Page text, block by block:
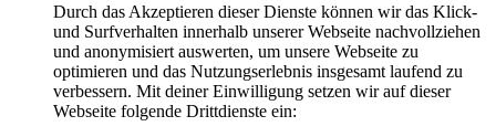
Durch das Akzeptieren dieser Dienste können wir das Klick-
und Surfverhalten innerhalb unserer Webseite nachvollziehen
und anonymisiert auswerten, um unsere Webseite zu
optimieren und das Nutzungserlebnis insgesamt laufend zu
verbessern. Mit deiner Einwilligung setzen wir auf dieser
Webseite folgende Drittdienste ein: